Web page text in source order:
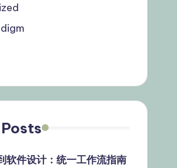
软件设计：统一工作流指南